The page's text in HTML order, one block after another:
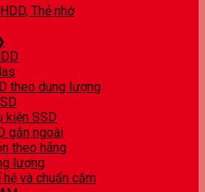
Thẻ nhớ
theo dung lượng
kiện SSD
gắn ngoài
theo hãng
lượng
hệ và chuẩn cắm